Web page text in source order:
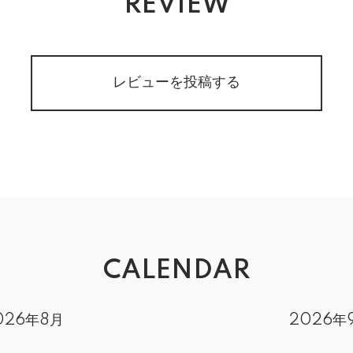
REVIEW
レビューを投稿する
CALENDAR
年8月 2026年